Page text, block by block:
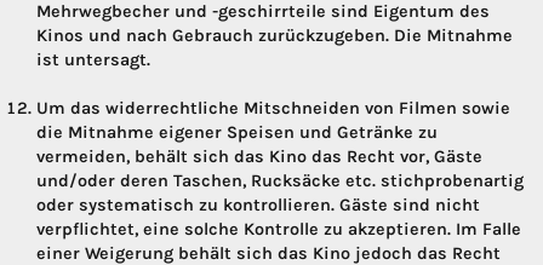
Mehrwegbecher und -geschirrteile sind Eigentum des
Kinos und nach Gebrauch zurückzugeben. Die Mitnahme
ist untersagt.
Um das widerrechtliche Mitschneiden von Filmen sowie
die Mitnahme eigener Speisen und Getränke zu
vermeiden, behält sich das Kino das Recht vor, Gäste
und/oder deren Taschen, Rucksäcke etc. stichprobenartig
oder systematisch zu kontrollieren. Gäste sind nicht
verpflichtet, eine solche Kontrolle zu akzeptieren. Im Falle
einer Weigerung behält sich das Kino jedoch das Recht